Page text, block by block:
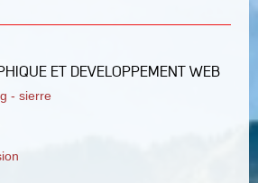
ET DEVELOPPEMENT WEB
- sierre